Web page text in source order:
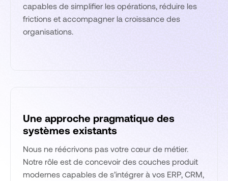
capables de simplifier les opérations, réduire les
frictions et accompagner la croissance des
organisations.
Une approche pragmatique des
systèmes existants
Nous ne réécrivons pas votre cœur de métier.
Notre rôle est de concevoir des couches produit
modernes capables de s’intégrer à vos ERP, CRM,